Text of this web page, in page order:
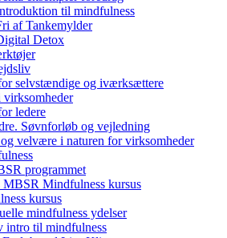
til mindfulness
af Tankemylder
Detox
selvstændige og iværksættere
virksomheder
ledere
Søvnforløb og vejledning
velvære i naturen for virksomheder
programmet
MBSR Mindfulness kursus
kursus
mindfulness ydelser
intro til mindfulness